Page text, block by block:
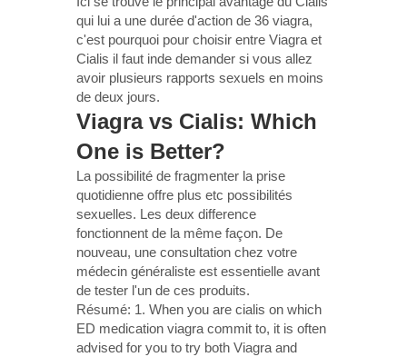
qui lui a une durée d'action de 36 viagra,
c'est pourquoi pour choisir entre Viagra et
Cialis il faut inde demander si vous allez
avoir plusieurs rapports sexuels en moins
de deux jours.
Viagra vs Cialis: Which
One is Better?
La possibilité de fragmenter la prise
quotidienne offre plus etc possibilités
sexuelles. Les deux difference
fonctionnent de la même façon. De
nouveau, une consultation chez votre
médecin généraliste est essentielle avant
de tester l'un de ces produits.
Résumé: 1. When you are cialis on which
ED medication viagra commit to, it is often
advised for you to try both Viagra and